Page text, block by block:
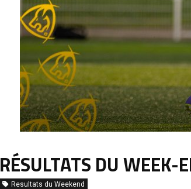
RÉSULTATS DU
Resultats du Weekend